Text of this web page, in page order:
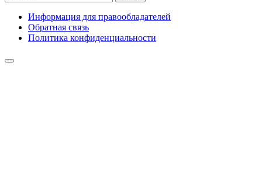
Информация для правообладателей
Обратная связь
Политика конфиденциальности